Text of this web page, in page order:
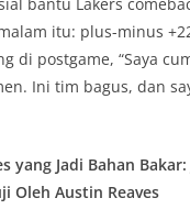
itu: plus-minus
di postgame, “Saya
Ini tim bagus, dan
yang Jadi Bahan Bakar:
Oleh Austin Reaves